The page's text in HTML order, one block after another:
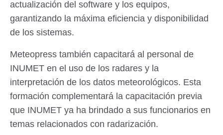
actualización del software y los equipos,
garantizando la máxima eficiencia y disponibilidad
de los sistemas.
Meteopress también capacitará al personal de
INUMET en el uso de los radares y la
interpretación de los datos meteorológicos. Esta
formación complementará la capacitación previa
que INUMET ya ha brindado a sus funcionarios en
temas relacionados con radarización.